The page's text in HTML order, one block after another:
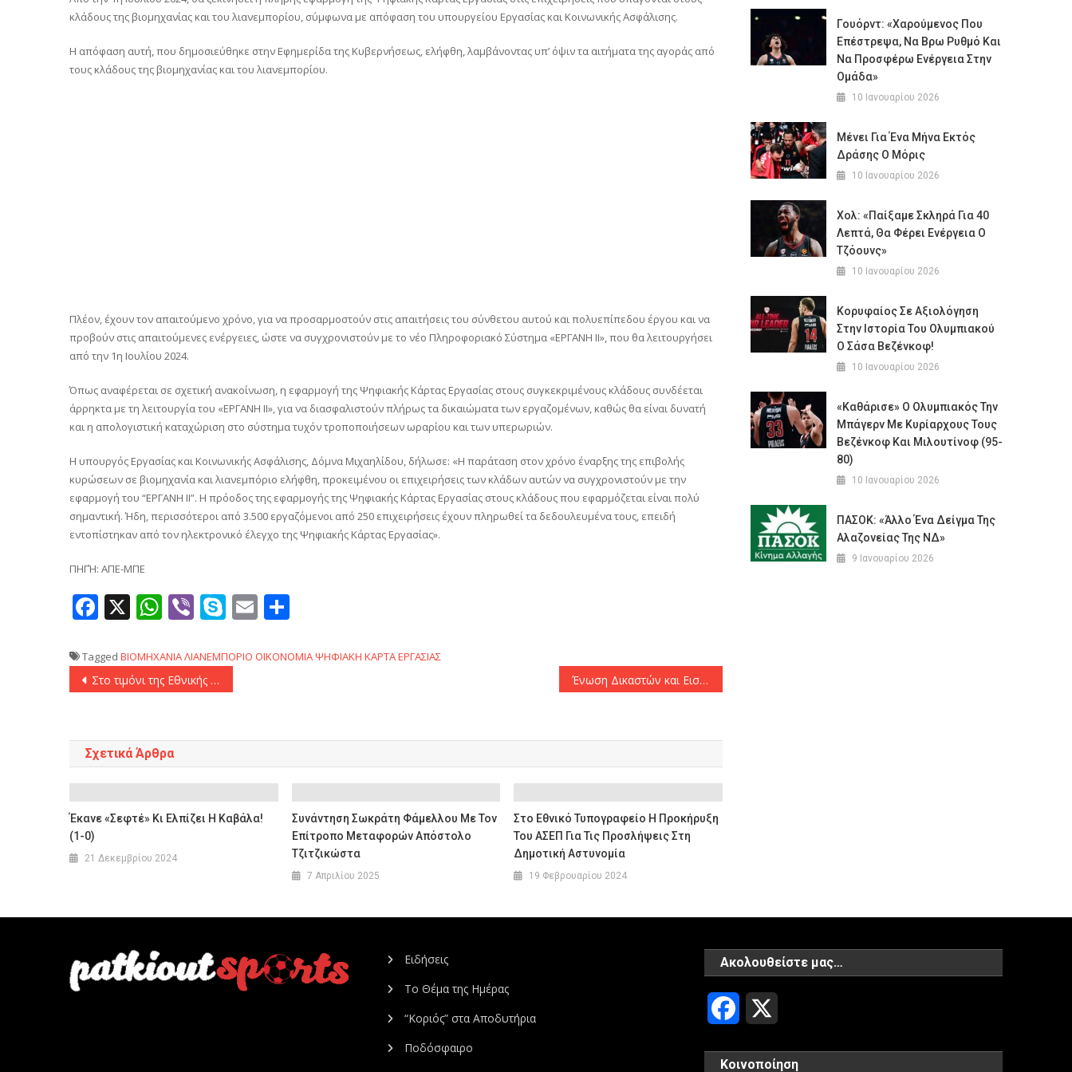
κλάδους της βιομηχανίας και του λιανεμπορίου, σύμφωνα με απόφαση του υπουργείου Εργασίας και Κοινωνικής Ασφάλισης.
Η απόφαση αυτή, που δημοσιεύθηκε στην Εφημερίδα της Κυβερνήσεως, ελήφθη, λαμβάνοντας υπ’ όψιν τα αιτήματα της αγοράς από
τους κλάδους της βιομηχανίας και του λιανεμπορίου.
Πλέον, έχουν τον απαιτούμενο χρόνο, για να προσαρμοστούν στις απαιτήσεις του σύνθετου αυτού και πολυεπίπεδου έργου και να
προβούν στις απαιτούμενες ενέργειες, ώστε να συγχρονιστούν με το νέο Πληροφοριακό Σύστημα «ΕΡΓΑΝΗ ΙΙ», που θα λειτουργήσει
από την 1η Ιουλίου 2024.
Όπως αναφέρεται σε σχετική ανακοίνωση, η εφαρμογή της Ψηφιακής Κάρτας Εργασίας στους συγκεκριμένους κλάδους συνδέεται
άρρηκτα με τη λειτουργία του «ΕΡΓΑΝΗ ΙΙ», για να διασφαλιστούν πλήρως τα δικαιώματα των εργαζομένων, καθώς θα είναι δυνατή
και η απολογιστική καταχώριση στο σύστημα τυχόν τροποποιήσεων ωραρίου και των υπερωριών.
Η υπουργός Εργασίας και Κοινωνικής Ασφάλισης, Δόμνα Μιχαηλίδου, δήλωσε: «Η παράταση στον χρόνο έναρξης της επιβολής
κυρώσεων σε βιομηχανία και λιανεμπόριο ελήφθη, προκειμένου οι επιχειρήσεις των κλάδων αυτών να συγχρονιστούν με την
εφαρμογή του “ΕΡΓΑΝΗ ΙΙ”. Η πρόοδος της εφαρμογής της Ψηφιακής Κάρτας Εργασίας στους κλάδους που εφαρμόζεται είναι πολύ
σημαντική. Ήδη, περισσότεροι από 3.500 εργαζόμενοι από 250 επιχειρήσεις έχουν πληρωθεί τα δεδουλευμένα τους, επειδή
εντοπίστηκαν από τον ηλεκτρονικό έλεγχο της Ψηφιακής Κάρτας Εργασίας».
ΠΗΓΉ: ΑΠΕ-ΜΠΕ
Facebook
X WhatsApp
ViberSkype
Email
Tagged ΒΙΟΜΗΧΑΝΙΑΛΙΑΝΕΜΠΟΡΙΟ ΟΙΚΟΝΟΜΙΑΨΗΦΙΑΚΗ ΚΑΡΤΑ ΕΡΓΑΣΙΑΣ
Πλοήγηση
Στο τιμόνι της Εθνικής βόλεϊ Ανδρών ο Κώστας Χριστοφιδέλης Ένωση Δικαστών και Εισαγγελέων: «Η Ελληνική Δικαιοσύνη μένει έξω από το πολιτικό παιχνίδι»
Σχετικά Άρθρα
Έκανε «σεφτέ» Κι Ελπίζει Η Καβάλα!
(1-0)
21 Δεκεμβρίου 2024
Συνάντηση Σωκράτη Φάμελλου Με Τον
Επίτροπο Μεταφορών Απόστολο
Τζιτζικώστα
7 Απριλίου 2025
Στο Εθνικό Τυπογραφείο Η Προκήρυξη
Του ΑΣΕΠ Για Τις Προσλήψεις Στη
Δημοτική Αστυνομία
19 Φεβρουαρίου 2024
Γουόρντ: «Χαρούμενος Που
Επέστρεψα, Να Βρω Ρυθμό Και
Να Προσφέρω Ενέργεια Στην
Ομάδα»
10 Ιανουαρίου 2026
Μένει Για Ένα Μήνα Εκτός
Δράσης Ο Μόρις
10 Ιανουαρίου 2026
Χολ: «Παίξαμε Σκληρά Για 40
Λεπτά, Θα Φέρει Ενέργεια Ο
Τζόουνς»
10 Ιανουαρίου 2026
Κορυφαίος Σε Αξιολόγηση
Στην Ιστορία Του Ολυμπιακού
Ο Σάσα Βεζένκοφ!
10 Ιανουαρίου 2026
«Καθάρισε» Ο Ολυμπιακός Την
Μπάγερν Με Κυρίαρχους Τους
Βεζένκοφ Και Μιλουτίνοφ (95-
80)
10 Ιανουαρίου 2026
ΠΑΣΟΚ: «Άλλο Ένα Δείγμα Της
Αλαζονείας Της ΝΔ»
9 Ιανουαρίου 2026
Ειδήσεις
Το Θέμα της Ημέρας
“Κοριός” στα Αποδυτήρια
Ποδόσφαιρο
Ακολουθείστε μας…
Facebook
Κοινοποίηση